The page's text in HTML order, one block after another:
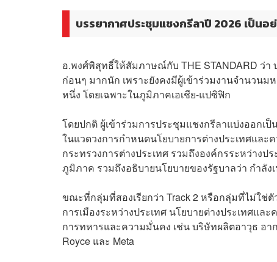
บรรยากาศประชุมแชงกรีลาปี 2026 เป็นอย่
อ.พงศ์พิสุทธิ์ให้สัมภาษณ์กับ THE STANDARD ว่า
ก่อนๆ มากนัก เพราะยังคงมีผู้เข้าร่วมงานจำนว
หนึ่ง โดยเฉพาะในภูมิภาคเอเชีย-แปซิฟิก
โดยปกติ ผู้เข้าร่วมการประชุมแชงกรีลาแบ่งออกเ
ในแวดวงการกำหนดนโยบายการต่างประเทศแล
กระทรวงการต่างประเทศ รวมถึงองค์กรระหว่าง
ภูมิภาค รวมถึงอธิบายนโยบายของรัฐบาลว่า กำลั
ขณะที่กลุ่มที่สองเรียกว่า Track 2 หรือกลุ่มที่ไม่ใช่
การเมืองระหว่างประเทศ นโยบายต่างประเทศแ
การทหารและความมั่นคง เช่น บริษัทผลิตอาวุธ อา
Royce และ Meta